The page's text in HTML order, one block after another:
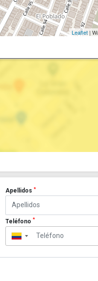
Leaflet |
Apellidos *
Teléfono *
▼